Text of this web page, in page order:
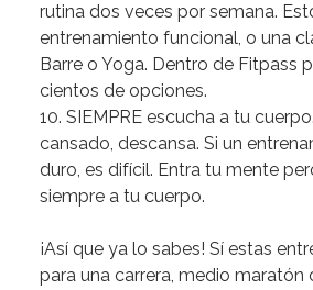
rutina dos veces por semana.
entrenamiento funcional, o una
Barre o Yoga. Dentro de Fitpass
cientos de opciones.
10. SIEMPRE escucha a tu cuerpo.
cansado, descansa. Si un
duro, es difícil. Entra tu mente
siempre a tu cuerpo.
¡Así que ya lo sabes! Sí estas
para una carrera, medio maratón